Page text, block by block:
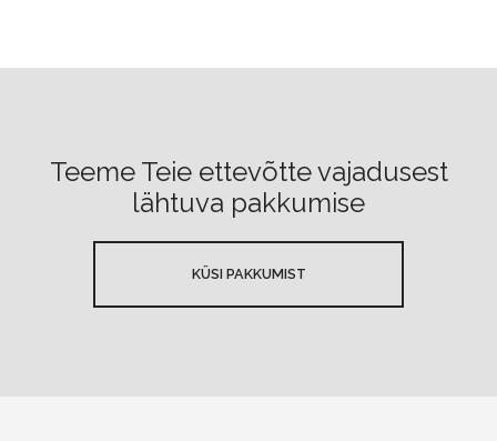
Teeme Teie ettevõtte vajadusest
lähtuva pakkumise
KÜSI PAKKUMIST